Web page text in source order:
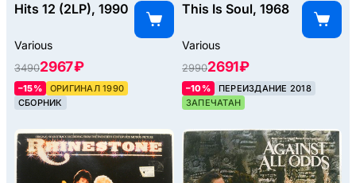
Hits 12 (2LP), 1990
Various
34902967 ₽
–15%
ОРИГИНАЛ 1990
СБОРНИК
This Is Soul, 1968
Various
29902691 ₽
–10%
ПЕРЕИЗДАНИЕ 2018
ЗАПЕЧАТАН